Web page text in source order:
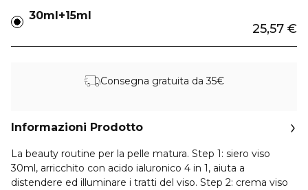
30ml+15ml
25,57 €
Consegna gratuita da 35€
Informazioni Prodotto
La beauty routine per la pelle matura. Step 1: siero viso
30ml, arricchito con acido ialuronico 4 in 1, aiuta a
distendere ed illuminare i tratti del viso. Step 2: crema viso